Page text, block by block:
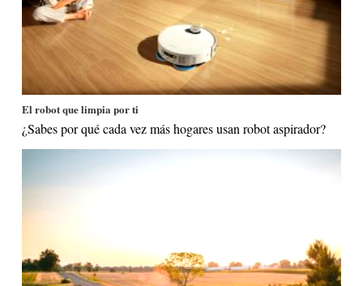
El robot que limpia por ti
¿Sabes por qué cada vez más hogares usan robot aspirador?